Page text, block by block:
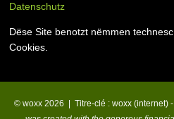
Datenschutz
Dëse Site benotzt nëmmen
Cookies.
© woxx 2026 | Titre-clé : woxx (internet)